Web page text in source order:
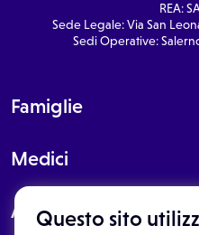
Questo sito
REA:
Sede Legale: Via San
Sedi Operative:
Famiglie
Medici
About